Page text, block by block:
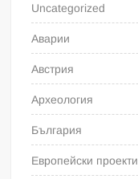
Uncategorized
Аварии
Австрия
Археология
България
Европейски проекти